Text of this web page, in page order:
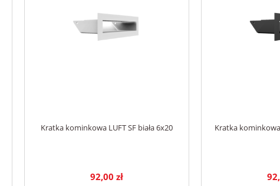
Kratka kominkowa LUFT SF biała 6x20
92,00 zł
Kratka kominkowa